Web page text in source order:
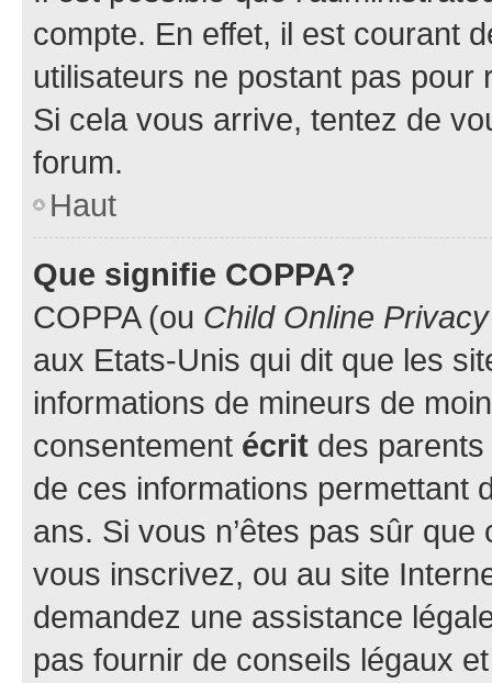
compte. En effet, il est courant
utilisateurs ne postant pas pour
Si cela vous arrive, tentez de
forum.
Haut
Que signifie COPPA?
COPPA (ou Child Online
aux Etats-Unis qui dit que les
informations de mineurs de
consentement écrit des parents
de ces informations permettant
ans. Si vous n’êtes pas sûr
vous inscrivez, ou au site
demandez une assistance
pas fournir de conseils légaux